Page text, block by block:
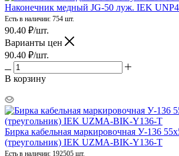
Наконечник медный JG-50 луж. IEK
Есть в наличии: 754 шт.
90.40 ₽/шт.
Варианты цен
90.40 ₽/шт.
В корзину
Бирка кабельная маркировочная У-136
(треугольник) IEK UZMA-BIK-Y136-T
Есть в наличии: 192505 шт.